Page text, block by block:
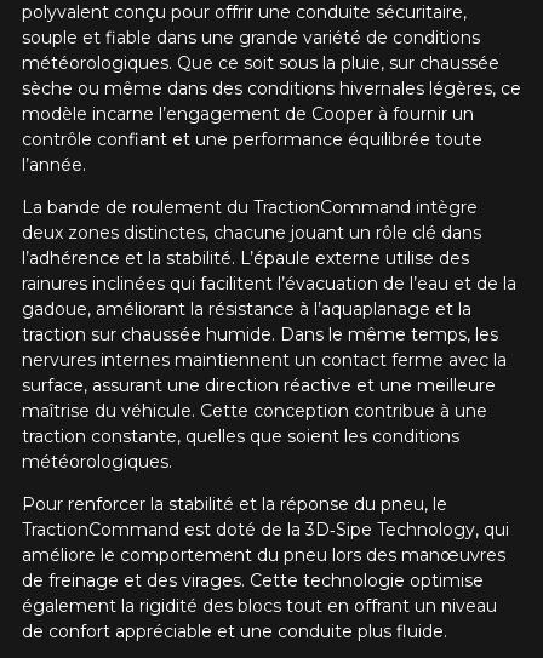
polyvalent conçu pour offrir une conduite sécuritaire,
souple et fiable dans une grande variété de conditions
météorologiques. Que ce soit sous la pluie, sur chaussée
sèche ou même dans des conditions hivernales légères, ce
modèle incarne l’engagement de Cooper à fournir un
contrôle confiant et une performance équilibrée toute
l’année.
La bande de roulement du TractionCommand intègre
deux zones distinctes, chacune jouant un rôle clé dans
l’adhérence et la stabilité. L’épaule externe utilise des
rainures inclinées qui facilitent l’évacuation de l’eau et de la
gadoue, améliorant la résistance à l’aquaplanage et la
traction sur chaussée humide. Dans le même temps, les
nervures internes maintiennent un contact ferme avec la
surface, assurant une direction réactive et une meilleure
maîtrise du véhicule. Cette conception contribue à une
traction constante, quelles que soient les conditions
météorologiques.
Pour renforcer la stabilité et la réponse du pneu, le
TractionCommand est doté de la 3D‑Sipe Technology, qui
améliore le comportement du pneu lors des manœuvres
de freinage et des virages. Cette technologie optimise
également la rigidité des blocs tout en offrant un niveau
de confort appréciable et une conduite plus fluide.